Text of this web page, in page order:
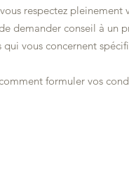
respectez pleinement
demander conseil à un
vous concernent
formuler vos